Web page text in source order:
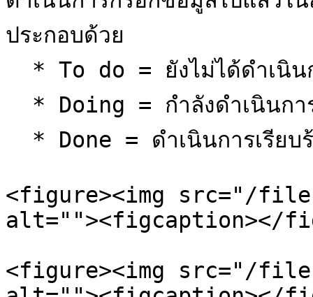
ประกอบด้วย
<figure><img src="/files/
alt=""><figcaption></
<figure><img src="/files/